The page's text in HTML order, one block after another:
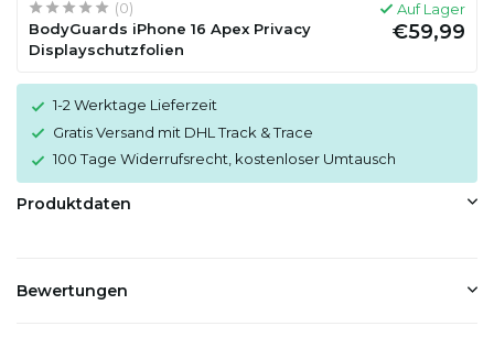
(0)
BodyGuards iPhone 16 Apex Privacy
Displayschutzfolien
Auf Lager
€59,99
1-2 Werktage Lieferzeit
Gratis Versand mit DHL Track & Trace
100 Tage Widerrufsrecht, kostenloser Umtausch
Produktdaten
Bewertungen